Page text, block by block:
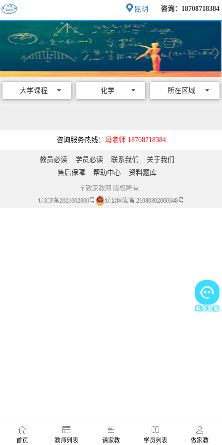
咨询：18708718384
昆明
大学课程 化学 所在区域
咨询服务热线： 冯老师 18708718384
教员必读 学员必读 联系我们
关于我们
售后保障
帮助中心 资料题库
学致家教网 版权所有
辽ICP备2021002800号 辽公网安备 21080302000348号
首页 教师列表 请家教 学员列表 做家教